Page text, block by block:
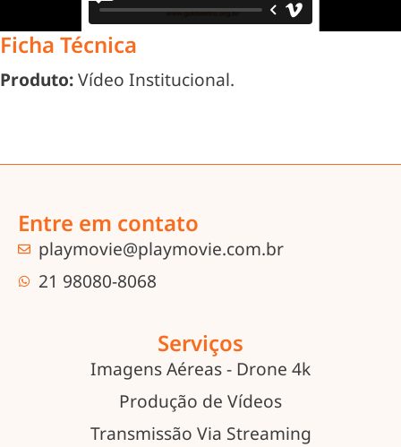
Ficha Técnica
Produto:Vídeo Institucional.
Serviços
Imagens Aéreas - Drone 4k
Produção de Vídeos
Transmissão Via Streaming
Entre em contato
playmovie@playmovie.com.br
21 98080-8068